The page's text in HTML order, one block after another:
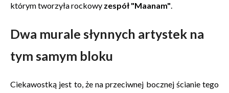
którym tworzyła rockowy zespół "Maanam".
Dwa murale słynnych artystek na
tym samym bloku
Ciekawostką jest to, że na przeciwnej bocznej ścianie tego